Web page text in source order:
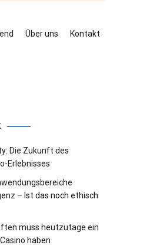
Über uns Kontakt
Die Zukunft des
Erlebnisses
– Ist das noch ethisch
muss heutzutage ein
haben